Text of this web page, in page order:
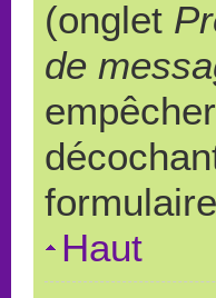
(onglet
de
Haut